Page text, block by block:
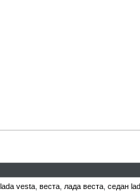
lada vesta веста лада веста седан